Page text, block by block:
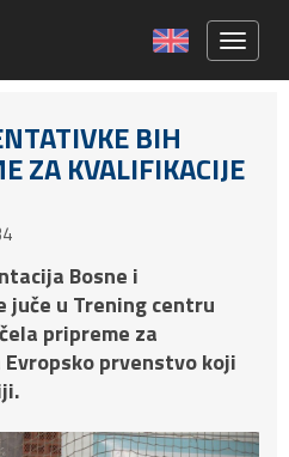
BIH
ZA KVALIFIKACIJE
Bosne i
juče u Trening centru
pripreme za
prvenstvo koji